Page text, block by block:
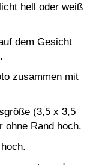
hell oder weiß
dem Gesicht
zusammen mit
(3,5 x 3,5
ohne Rand hoch.